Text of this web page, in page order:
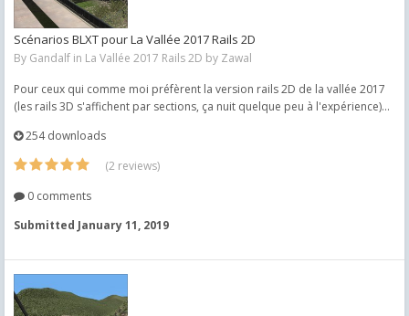
Scénarios BLXT pour La Vallée 2017 Rails 2D
By Gandalf in La Vallée 2017 Rails 2D by Zawal
Pour ceux qui comme moi préfèrent la version rails 2D de la vallée 2017
(les rails 3D s'affichent par sections, ça nuit quelque peu à l'expérience)...
254 downloads
(2 reviews)
0 comments
Submitted January 11, 2019